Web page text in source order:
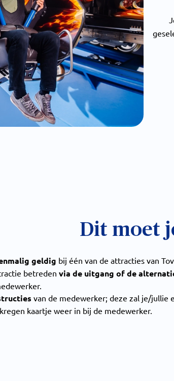
Dit moet
geldig bij één van de attracties van
betreden via de uitgang of de
van de medewerker; deze zal je/jullie
kaartje weer in bij de medewerker.